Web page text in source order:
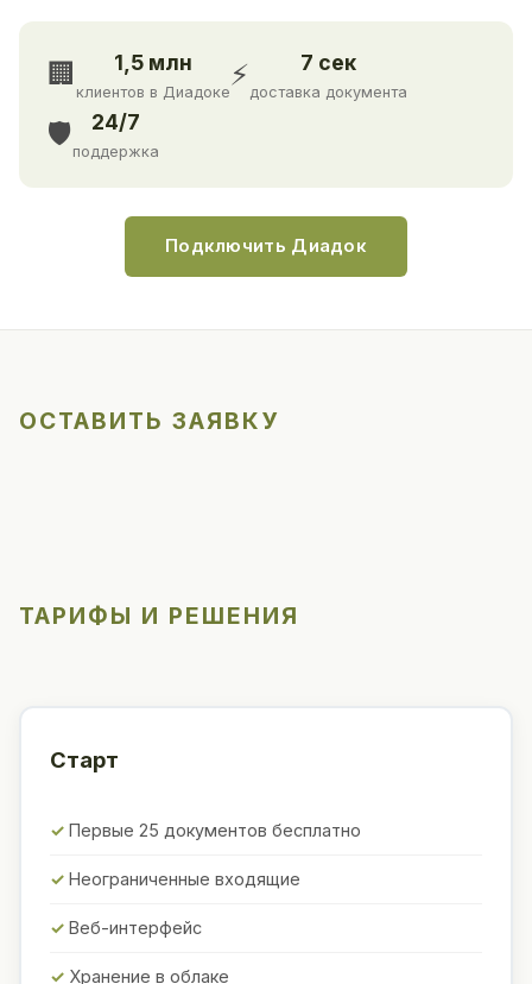
🏢 1,5 млн
клиентов в Диадоке
⚡ 7 сек
доставка документа
🛡️ 24/7
поддержка
Подключить Диадок
ОСТАВИТЬ ЗАЯВКУ
ТАРИФЫ И РЕШЕНИЯ
Старт
Первые 25 документов бесплатно
Неограниченные входящие
Веб-интерфейс
Хранение в облаке